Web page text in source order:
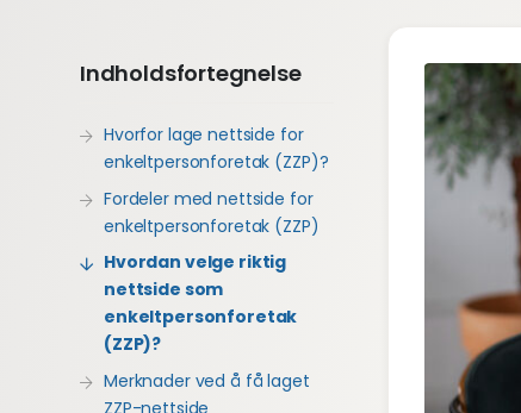
Indholdsfortegnelse
Hvorfor lage nettside for
enkeltpersonforetak (ZZP)?
Fordeler med nettside for
enkeltpersonforetak (ZZP)
Hvordan velge riktig
nettside som
enkeltpersonforetak
(ZZP)?
Merknader ved å få laget
ZZP-nettside